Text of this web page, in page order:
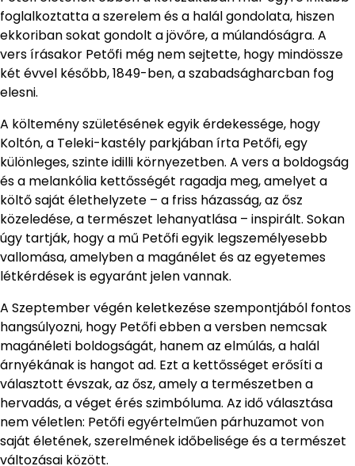
foglalkoztatta a szerelem és a halál gondolata, hiszen
ekkoriban sokat gondolt a jövőre, a múlandóságra. A
vers írásakor Petőfi még nem sejtette, hogy mindössze
két évvel később, 1849-ben, a szabadságharcban fog
elesni.
A költemény születésének egyik érdekessége, hogy
Koltón, a Teleki-kastély parkjában írta Petőfi, egy
különleges, szinte idilli környezetben. A vers a boldogság
és a melankólia kettősségét ragadja meg, amelyet a
költő saját élethelyzete – a friss házasság, az ősz
közeledése, a természet lehanyatlása – inspirált. Sokan
úgy tartják, hogy a mű Petőfi egyik legszemélyesebb
vallomása, amelyben a magánélet és az egyetemes
létkérdések is egyaránt jelen vannak.
A Szeptember végén keletkezése szempontjából fontos
hangsúlyozni, hogy Petőfi ebben a versben nemcsak
magánéleti boldogságát, hanem az elmúlás, a halál
árnyékának is hangot ad. Ezt a kettősséget erősíti a
választott évszak, az ősz, amely a természetben a
hervadás, a véget érés szimbóluma. Az idő választása
nem véletlen: Petőfi egyértelműen párhuzamot von
saját életének, szerelmének időbelisége és a természet
változásai között.